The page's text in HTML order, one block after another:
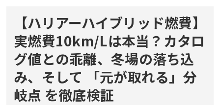
【ハリアーハイブリッド燃費】
実燃費10km/Lは本当？カタロ
グ値との乖離、冬場の落ち込
み、そして
「元が取れる」分
岐点 を徹底検証